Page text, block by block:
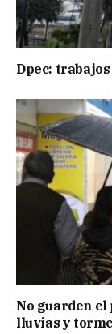
Dpec:
No guarden
lluvias y